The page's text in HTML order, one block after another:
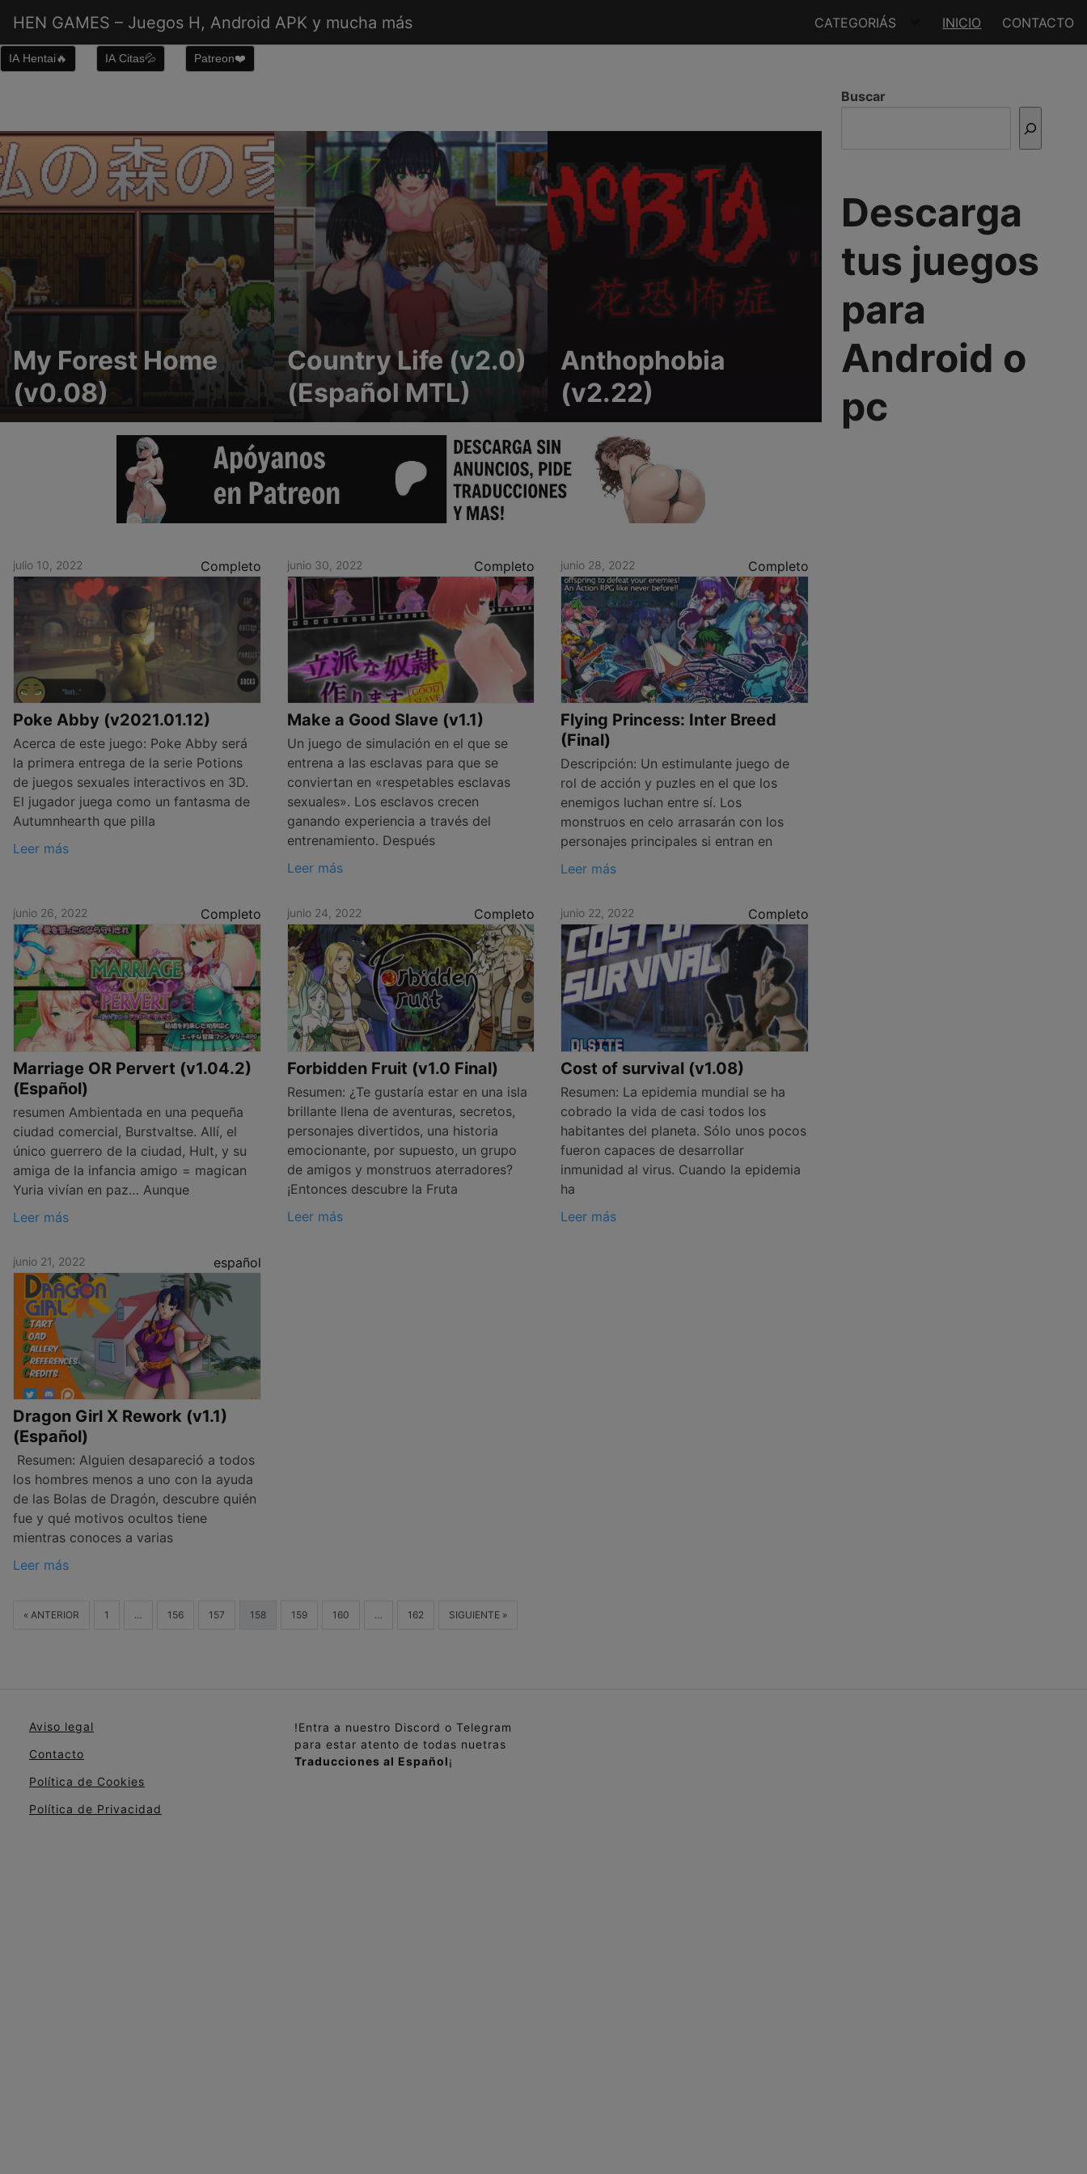
contenido
HEN GAMES – Juegos H, Android APK y mucha más CATEGORIÁS INICIO CONTACTO
IA Hentai🔥 IA Citas💦 Patreon❤️
My Forest Home
(v0.08)
Country Life (v2.0)
(Español MTL)
Anthophobia
(v2.22)
julio 10, 2022 Completo
Poke Abby (v2021.01.12)
Acerca de este juego: Poke Abby será
la primera entrega de la serie Potions
de juegos sexuales interactivos en 3D.
El jugador juega como un fantasma de
Autumnhearth que pilla
Leer más
junio 30, 2022 Completo
Make a Good Slave (v1.1)
Un juego de simulación en el que se
entrena a las esclavas para que se
conviertan en «respetables esclavas
sexuales». Los esclavos crecen
ganando experiencia a través del
entrenamiento. Después
Leer más
junio 28, 2022 Completo
Flying Princess: Inter Breed
(Final)
Descripción: Un estimulante juego de
rol de acción y puzles en el que los
enemigos luchan entre sí. Los
monstruos en celo arrasarán con los
personajes principales si entran en
Leer más
junio 26, 2022 Completo
Marriage OR Pervert (v1.04.2)
(Español)
resumen Ambientada en una pequeña
ciudad comercial, Burstvaltse. Allí, el
único guerrero de la ciudad, Hult, y su
amiga de la infancia amigo = magican
Yuria vivían en paz… Aunque
Leer más
junio 24, 2022 Completo
Forbidden Fruit (v1.0 Final)
Resumen: ¿Te gustaría estar en una isla
brillante llena de aventuras, secretos,
personajes divertidos, una historia
emocionante, por supuesto, un grupo
de amigos y monstruos aterradores?
¡Entonces descubre la Fruta
Leer más
junio 22, 2022 Completo
Cost of survival (v1.08)
Resumen: La epidemia mundial se ha
cobrado la vida de casi todos los
habitantes del planeta. Sólo unos pocos
fueron capaces de desarrollar
inmunidad al virus. Cuando la epidemia
ha
Leer más
junio 21, 2022 español
Dragon Girl X Rework (v1.1)
(Español)
Resumen: Alguien desapareció a todos
los hombres menos a uno con la ayuda
de las Bolas de Dragón, descubre quién
fue y qué motivos ocultos tiene
mientras conoces a varias
Leer más
« ANTERIOR 1 … 156 157 158 159 160 … 162 SIGUIENTE »
Buscar
Descarga
tus juegos
para
Android o
pc
Aviso legal
Contacto
Política de Cookies
Política de Privacidad
!Entra a nuestro Discord o Telegram
para estar atento de todas nuetras
Traducciones al Español¡